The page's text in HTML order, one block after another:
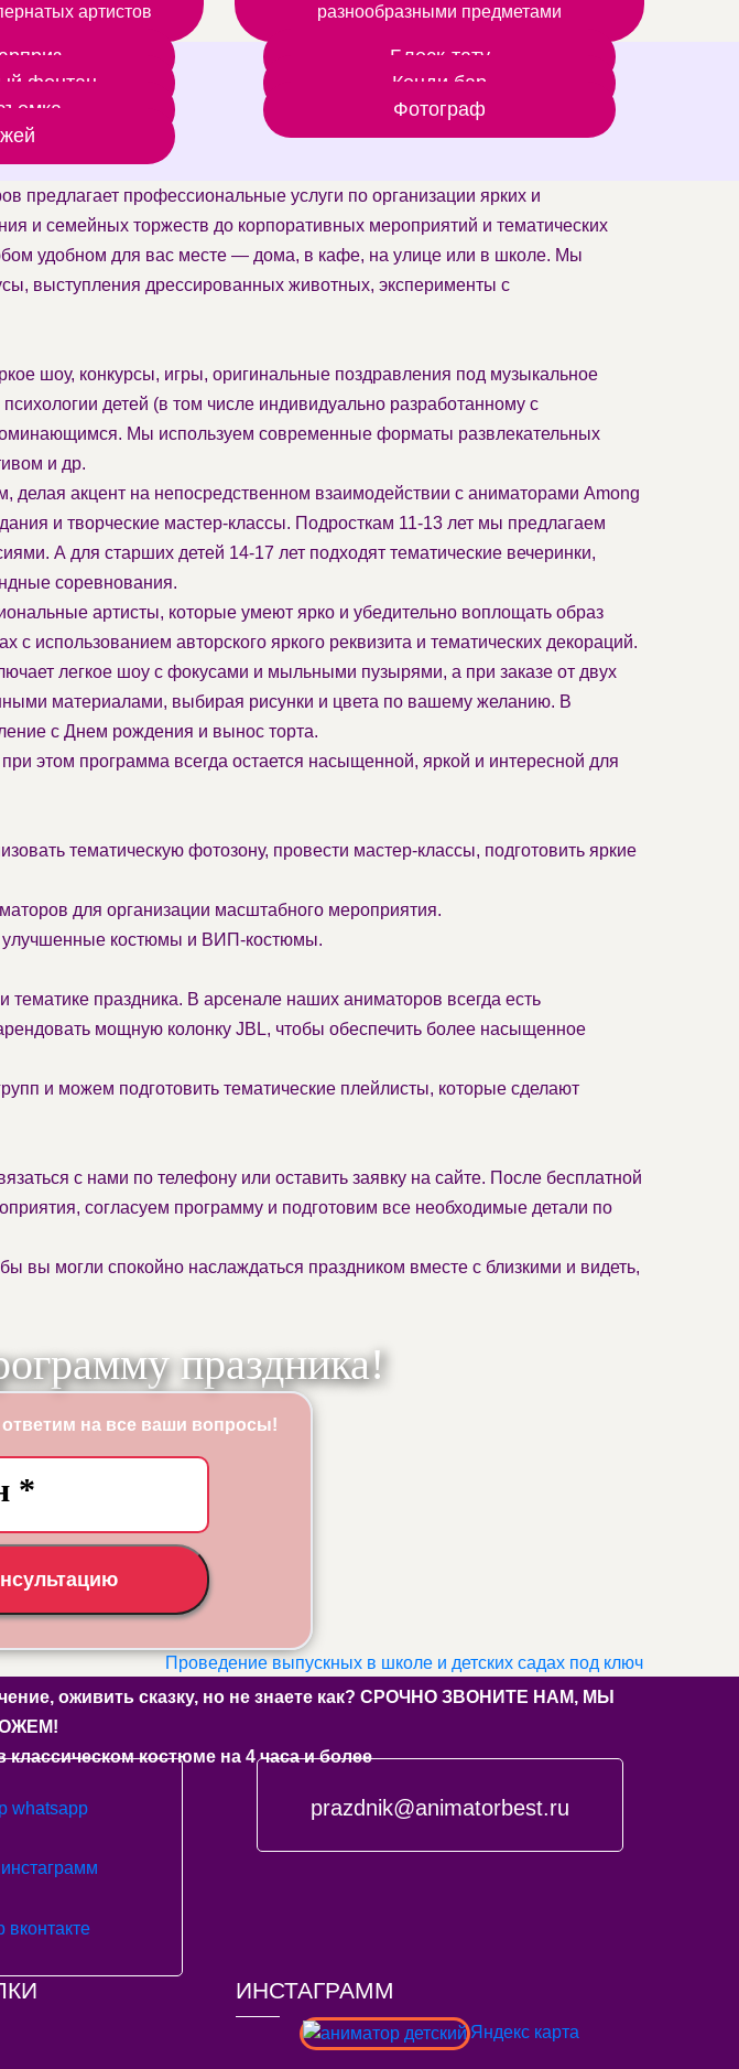
артистов
разнообразными предметами
Блеск-тату
фонтан
Кенди бар
Фотограф
предлагает профессиональные услуги по организации ярких и
и семейных торжеств до корпоративных мероприятий и тематических
удобном для вас месте — дома, в кафе, на улице или в школе. Мы
выступления дрессированных животных, эксперименты с
шоу, конкурсы, игры, оригинальные поздравления под музыкальное
детей (в том числе индивидуально разработанному с
Мы используем современные форматы развлекательных
и др.
акцент на непосредственном взаимодействии с аниматорами Among
и творческие мастер-классы. Подросткам 11-13 лет мы предлагаем
А для старших детей 14-17 лет подходят тематические вечеринки,
соревнования.
артисты, которые умеют ярко и убедительно воплощать образ
использованием авторского яркого реквизита и тематических декораций.
легкое шоу с фокусами и мыльными пузырями, а при заказе от двух
материалами, выбирая рисунки и цвета по вашему желанию. В
с Днем рождения и вынос торта.
этом программа всегда остается насыщенной, яркой и интересной для
тематическую фотозону, провести мастер-классы, подготовить яркие
для организации масштабного мероприятия.
улучшенные костюмы и ВИП-костюмы.
тематике праздника. В арсенале наших аниматоров всегда есть
мощную колонку JBL, чтобы обеспечить более насыщенное
и можем подготовить тематические плейлисты, которые сделают
с нами по телефону или оставить заявку на сайте. После бесплатной
согласуем программу и подготовим все необходимые детали по
вы могли спокойно наслаждаться праздником вместе с близкими и видеть,
праздника!
на все ваши вопросы!
Проведение выпускных в школе и детских садах под ключ
оживить сказку, но не знаете как? СРОЧНО ЗВОНИТЕ НАМ, МЫ
классическом костюме на 4 часа и более
prazdnik@animatorbest.ru
ИНСТАГРАММ
Яндекс карта